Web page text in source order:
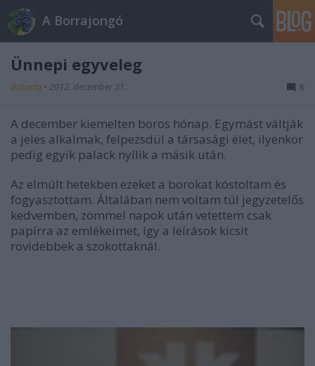
A Borrajongó
Ünnepi egyveleg
drbarta • 2012. december 31. 6
A december kiemelten boros hónap. Egymást váltják
a jeles alkalmak, felpezsdül a társasági élet, ilyenkor
pedig egyik palack nyílik a másik után.
Az elmúlt hetekben ezeket a borokat kóstoltam és
fogyasztottam. Általában nem voltam túl jegyzetelős
kedvemben, zömmel napok után vetettem csak
papírra az emlékeimet, így a leírások kicsit
rövidebbek a szokottaknál.